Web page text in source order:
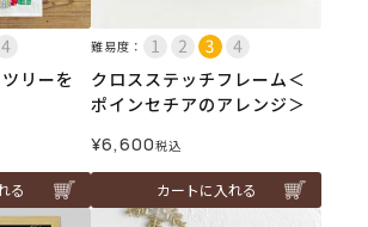
リーを
る
難易度：
クロスステッチフレーム＜
ポインセチアのアレンジ＞
¥6,600税込
カートに入れる